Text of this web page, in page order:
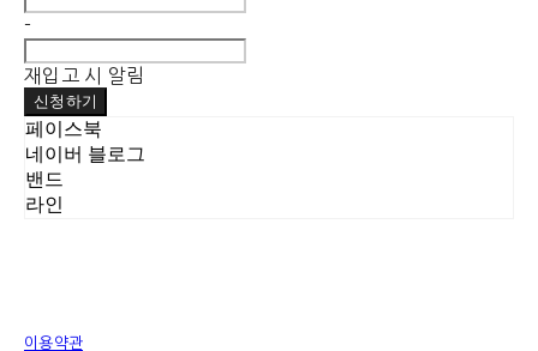
-
재입고 시 알림
신청하기
페이스북
네이버 블로그
밴드
라인
이용약관